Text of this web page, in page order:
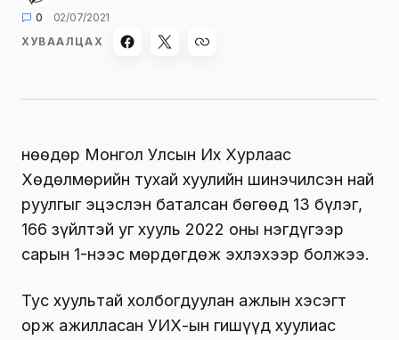
0
02/07/2021
ХУВААЛЦАХ
Өнөөдөр Монгол Улсын Их Хурлаас
Хөдөлмөрийн тухай хуулийн шинэчилсэн най
руулгыг эцэслэн баталсан бөгөөд 13 бүлэг,
166 зүйлтэй уг хууль 2022 оны нэгдүгээр
сарын 1-нээс мөрдөгдөж эхлэхээр болжээ.
Тус хуультай холбогдуулан ажлын хэсэгт
орж ажилласан УИХ-ын гишүүд хуулиас